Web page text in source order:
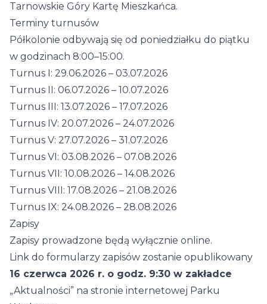
Tarnowskie Góry Kartę Mieszkańca.
Terminy turnusów
Półkolonie odbywają się od poniedziałku do piątku
w godzinach 8:00–15:00.
Turnus I: 29.06.2026 – 03.07.2026
Turnus II: 06.07.2026 – 10.07.2026
Turnus III: 13.07.2026 – 17.07.2026
Turnus IV: 20.07.2026 – 24.07.2026
Turnus V: 27.07.2026 – 31.07.2026
Turnus VI: 03.08.2026 – 07.08.2026
Turnus VII: 10.08.2026 – 14.08.2026
Turnus VIII: 17.08.2026 – 21.08.2026
Turnus IX: 24.08.2026 – 28.08.2026
Zapisy
Zapisy prowadzone będą wyłącznie online.
Link do formularzy zapisów zostanie opublikowany
16 czerwca 2026 r. o godz. 9:30 w zakładce
„Aktualności” na stronie internetowej Parku